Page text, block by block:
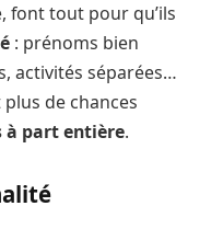
font tout pour qu’ils
: prénoms bien
activités séparées…
de chances
à part entière.